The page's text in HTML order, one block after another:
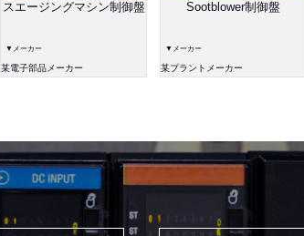
スエージングマシン制御盤
▼メーカー
某電子部品メーカー
Sootblower制御盤
▼メーカー
某プラントメーカー